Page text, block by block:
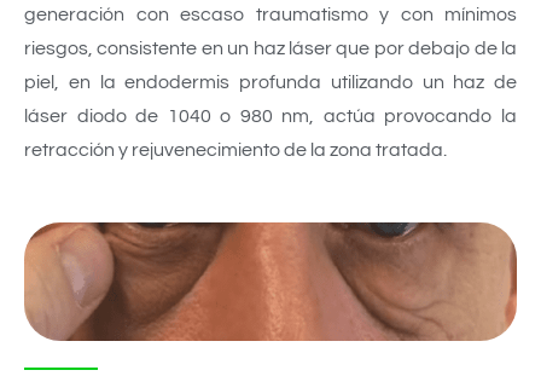
generación con escaso traumatismo y con mínimos
riesgos, consistente en un haz láser que por debajo de la
piel, en la endodermis profunda utilizando un haz de
láser diodo de 1040 o 980 nm, actúa provocando la
retracción y rejuvenecimiento de la zona tratada.